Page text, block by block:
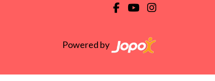
Powered by